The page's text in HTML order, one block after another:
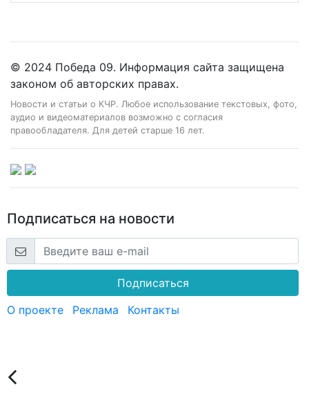
© 2024 Победа 09. Информация сайта защищена
законом об авторских правах.
Новости и статьи о КЧР. Любое использование текстовых, фото,
аудио и видеоматериалов возможно с согласия
правообладателя. Для детей старше 16 лет.
Подписаться на новости
Подписаться
О проекте
Реклама Контакты